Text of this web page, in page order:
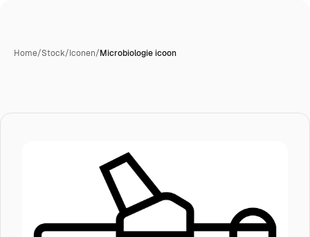
Home/Stock/Iconen/Microbiologie icoon